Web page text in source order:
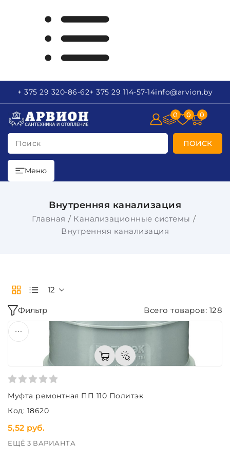
+ 375 29 320-86-62+ 375 29 114-57-14info@arvion.by
Поиск ПОИСК
0 0 0
Меню
Внутренняя канализация
Главная
Канализационные системы
Внутренняя канализация
Фильтр Всего товаров: 128
12
Муфта ремонтная ПП 110 Политэк
Код: 18620
5,52 руб.
ЕЩЁ 3 ВАРИАНТА